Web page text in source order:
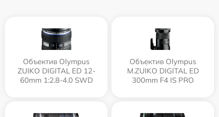
Объектив Olympus
ZUIKO DIGITAL ED 12-
60mm 1:2.8-4.0 SWD
Объектив Olympus
M.ZUIKO DIGITAL ED
300mm F4 IS PRO